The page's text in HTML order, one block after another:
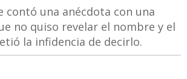
contó una anécdota con una
no quiso revelar el nombre y el
la infidencia de decirlo.